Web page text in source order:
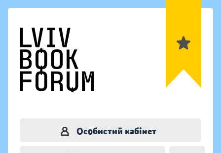
Особистий кабінет